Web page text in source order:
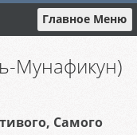
Главное Меню
Мунафикун)
Самого